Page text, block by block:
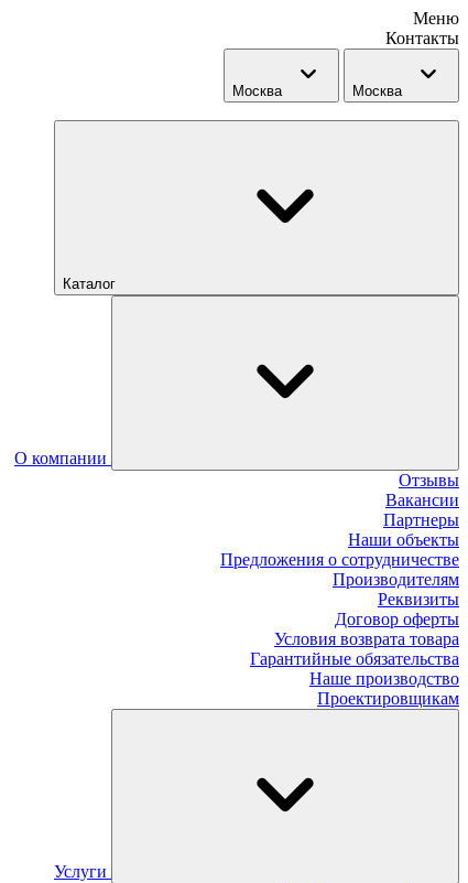
Меню
Контакты
Москва Москва
Каталог
О компании
Отзывы
Вакансии
Партнеры
Наши объекты
Предложения о сотрудничестве
Производителям
Реквизиты
Договор оферты
Условия возврата товара
Гарантийные обязательства
Наше производство
Проектировщикам
Услуги